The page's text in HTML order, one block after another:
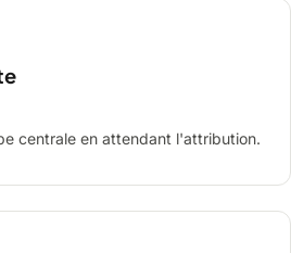
centrale en attendant l'attribution.